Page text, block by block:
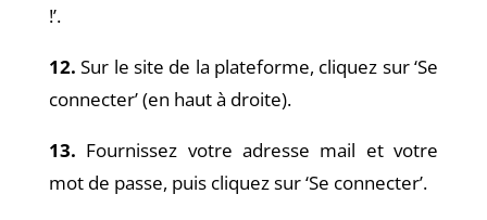
!’.
12. Sur le site de la plateforme, cliquez sur ‘Se
connecter’ (en haut à droite).
13. Fournissez votre adresse mail et votre
mot de passe, puis cliquez sur ‘Se connecter’.